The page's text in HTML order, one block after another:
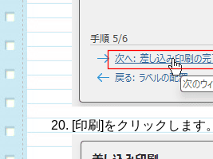
[印刷]をクリックします。